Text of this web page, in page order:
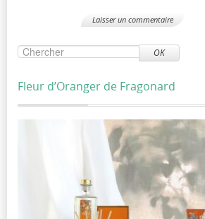
OK
Fleur d’Oranger de Fragonard